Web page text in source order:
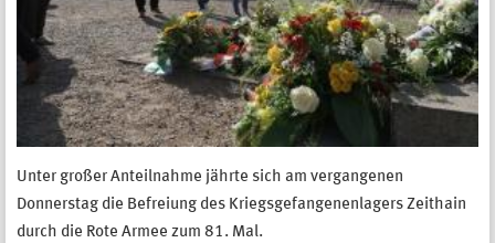
Unter großer Anteilnahme jährte sich am vergangenen
Donnerstag die Befreiung des Kriegsgefangenenlagers Zeithain
durch die Rote Armee zum 81. Mal.